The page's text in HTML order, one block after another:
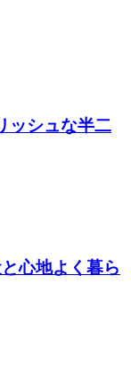
ッシュな半二
心地よく暮ら